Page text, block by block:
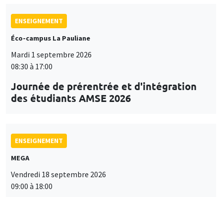
ENSEIGNEMENT
Éco-campus La Pauliane
Mardi 1 septembre 2026
08:30 à 17:00
Journée de prérentrée et d'intégration
des étudiants AMSE 2026
ENSEIGNEMENT
MEGA
Vendredi 18 septembre 2026
09:00 à 18:00